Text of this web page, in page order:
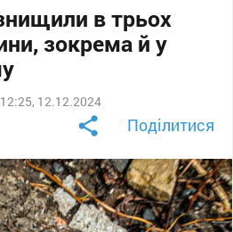
в трьох
зокрема й у
12:25, 12.12.2024
Поділитися